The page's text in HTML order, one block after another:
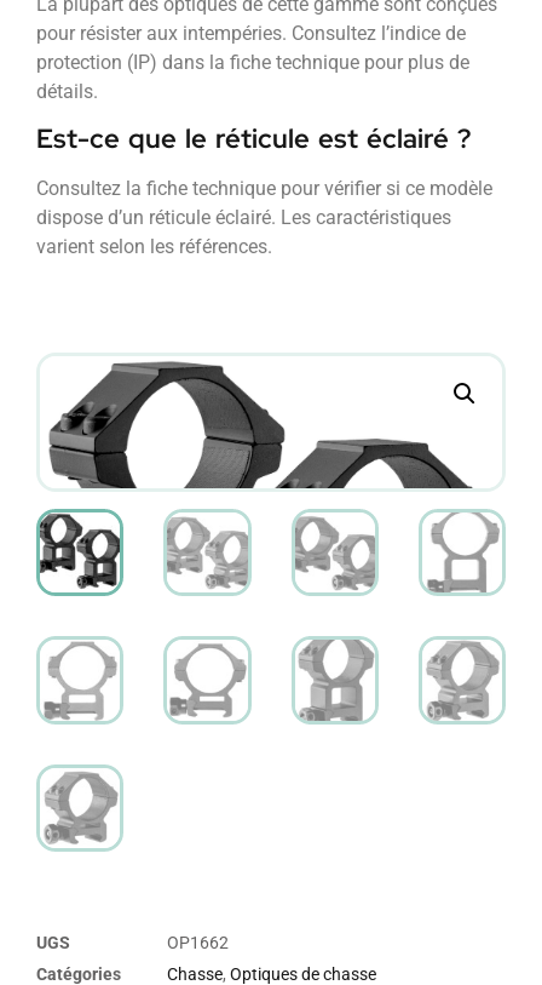
pour résister aux intempéries. Consultez l’indice de
protection (IP) dans la fiche technique pour plus de
détails.
Est-ce que le réticule est éclairé ?
Consultez la fiche technique pour vérifier si ce modèle
dispose d’un réticule éclairé. Les caractéristiques
varient selon les références.
UGS
OP1662
Catégories
Chasse, Optiques de chasse